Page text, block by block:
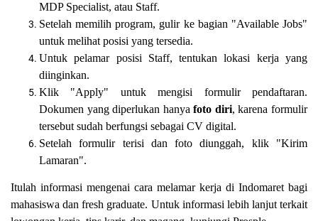
MDP Specialist, atau Staff.
Setelah memilih program, gulir ke bagian "Available Jobs"
untuk melihat posisi yang tersedia.
Untuk pelamar posisi Staff, tentukan lokasi kerja yang
diinginkan.
Klik "Apply" untuk mengisi formulir pendaftaran.
Dokumen yang diperlukan hanyafoto diri, karena formulir
tersebut sudah berfungsi sebagai CV digital.
Setelah formulir terisi dan foto diunggah, klik "Kirim
Lamaran".
Itulah informasi mengenai cara melamar kerja di Indomaret bagi
mahasiswa dan fresh graduate. Untuk informasi lebih lanjut terkait